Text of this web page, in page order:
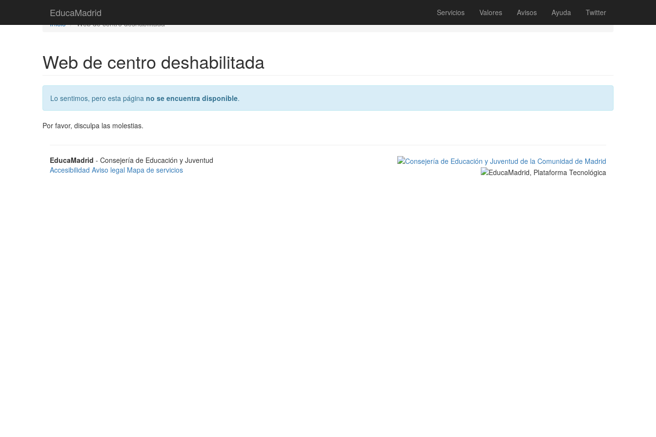
contenido
EducaMadrid Servicios Valores Avisos Ayuda Twitter
Inicio
Web de centro deshabilitada
Web de centro deshabilitada
Lo sentimos, pero esta página no se encuentra disponible.
Por favor, disculpa las molestias.
EducaMadrid - Consejería de Educación y Juventud
Accesibilidad Aviso legal Mapa de servicios